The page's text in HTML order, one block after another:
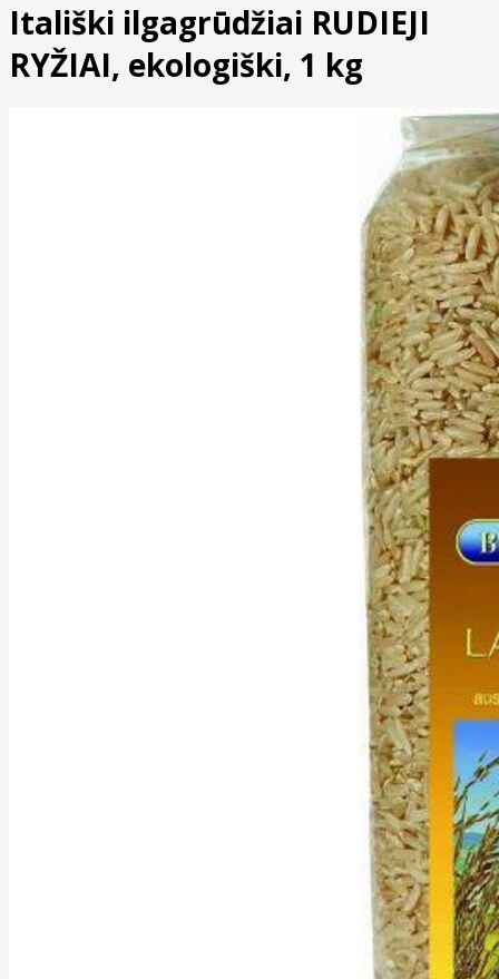
Itališki ilgagrūdžiai RUDIEJI
RYŽIAI, ekologiški, 1 kg